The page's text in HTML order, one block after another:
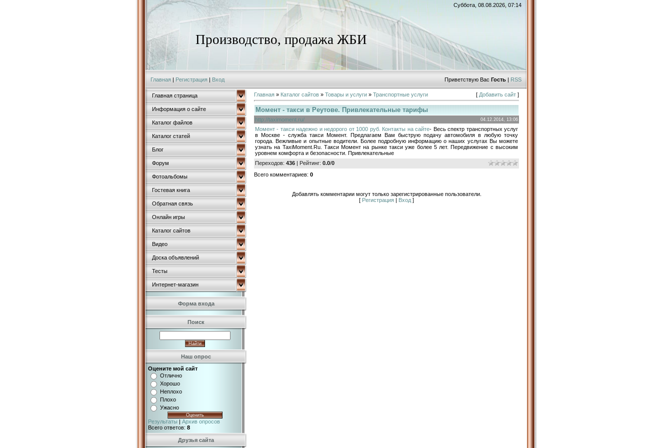
Суббота, 08.08.2026, 07:14
Производство, продажа ЖБИ
Главная | Регистрация | Вход Приветствую Вас Гость | RSS
Главная страница
Информация о сайте
Каталог файлов
Каталог статей
Блог
Форум
Фотоальбомы
Гостевая книга
Обратная связь
Онлайн игры
Каталог сайтов
Видео
Доска объявлений
Тесты
Интернет-магазин
Форма входа
Поиск
Наш опрос
Оцените мой сайт
Отлично
Хорошо
Неплохо
Плохо
Ужасно
Результаты | Архив опросов
Всего ответов: 8
Друзья сайта
Главная » Каталог сайтов » Товары и услуги » Транспортные услуги [ Добавить сайт ]
Момент - такси в Реутове. Привлекательные тарифы
http://taximoment.ru/ 04.12.2014, 13:06
Момент - такси надежно и недорого от 1000 руб. Контакты на сайте- Весь спектр транспортных услуг
в Москве - служба такси Момент. Предлагаем Вам быструю подачу автомобиля в любую точку
города. Вежливые и опытные водители. Более подробную информацию о наших услугах Вы можете
узнать на TaxiMoment.Ru. Такси Момент на рынке такси уже более 5 лет. Передвижение с высоким
уровнем комфорта и безопасности. Привлекательные
Переходов: 436 | Рейтинг: 0.0/0
Всего комментариев: 0
Добавлять комментарии могут только зарегистрированные пользователи.
[ Регистрация | Вход ]